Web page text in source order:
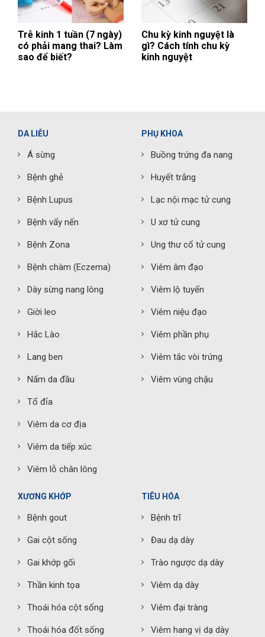
Trễ kinh 1 tuần (7 ngày)
có phải mang thai? Làm
sao để biết?
Chu kỳ kinh nguyệt là
gì? Cách tính chu kỳ
kinh nguyệt
DA LIỄU
Á sừng
Bệnh ghẻ
Bệnh Lupus
Bệnh vẩy nến
Bệnh Zona
Bệnh chàm (Eczema)
Dày sừng nang lông
Giời leo
Hắc Lào
Lang ben
Nấm da đầu
Tổ đỉa
Viêm da cơ địa
Viêm da tiếp xúc
Viêm lỗ chân lông
PHỤ KHOA
Buồng trứng đa nang
Huyết trắng
Lạc nội mạc tử cung
U xơ tử cung
Ung thư cổ tử cung
Viêm âm đạo
Viêm lộ tuyến
Viêm niệu đạo
Viêm phần phụ
Viêm tắc vòi trứng
Viêm vùng chậu
XƯƠNG KHỚP
Bệnh gout
Gai cột sống
Gai khớp gối
Thần kinh tọa
Thoái hóa cột sống
Thoái hóa đốt sống
TIÊU HÓA
Bệnh trĩ
Đau dạ dày
Trào ngược dạ dày
Viêm dạ dày
Viêm đại tràng
Viêm hang vị dạ dày